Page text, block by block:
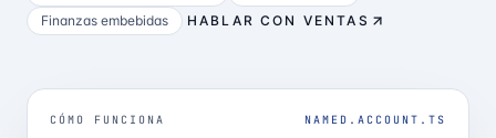
Finanzas embebidas
HABLAR CON VENTAS
CÓMO FUNCIONA NAMED.ACCOUNT.TS